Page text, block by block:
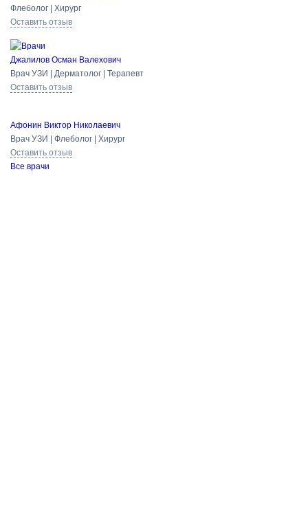
Флеболог | Хирург
Оставить отзыв
Джалилов Осман Валехович
Врач УЗИ | Дерматолог | Терапевт
Оставить отзыв
Афонин Виктор Николаевич
Врач УЗИ | Флеболог | Хирург
Оставить отзыв
Все врачи